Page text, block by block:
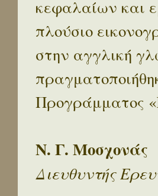
κεφαλαίων και
πλούσιο
στην αγγλική
Προγράμματος
Ν. Γ. Μοσχονάς
Διευθυντής